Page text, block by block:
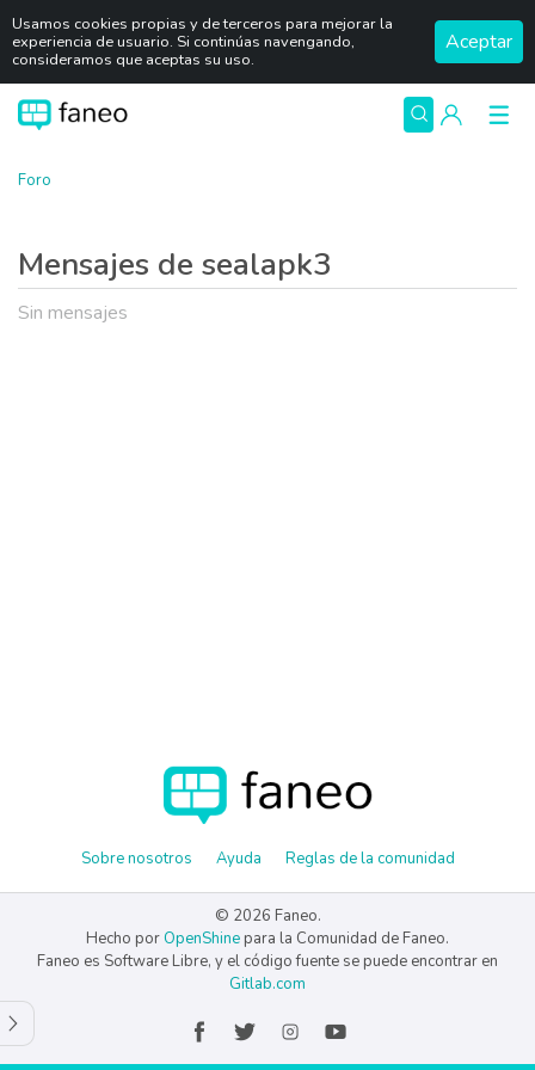
Usamos cookies propias y de terceros para mejorar la
experiencia de usuario. Si continúas navengando,
consideramos que aceptas su uso.
Aceptar
Foro
Mensajes de sealapk3
Sin mensajes
Sobre nosotros Ayuda Reglas de la comunidad
© 2026 Faneo.
Hecho por OpenShine para la Comunidad de Faneo.
Faneo es Software Libre, y el código fuente se puede encontrar en
Gitlab.com